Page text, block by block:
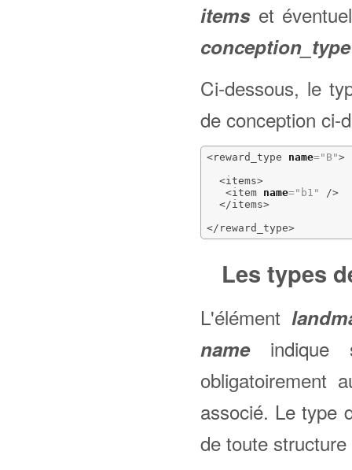
itemset
conception_type
Ci-dessous, le
de conception ci-
<reward_type name="B">
<items>
<item
name="b1"
/>
</items>
</reward_type>
Les types
L'élément
nameindique
obligatoirement
associé. Le type
de toute